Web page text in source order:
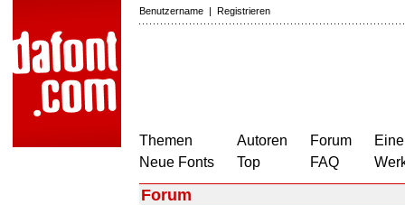
Benutzername | Registrieren
Themen
Neue Fonts
Autoren
Top
Forum
FAQ
Forum